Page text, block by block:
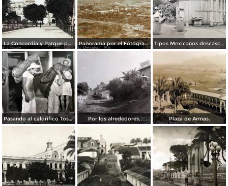
La Concordia y Parque por el Fotógrafo Juan D. Vasallo. Panorama por el Fotógrafo Juan D. Vasallo. Tipos Mexicanos descascarando el cafe por el Fotógrafo Charles B. Waite 1907.
Pasando al calorifico Tostaddoras del cafe Cordoba Veracruz. Por los alrededores. Plaza de Armas.